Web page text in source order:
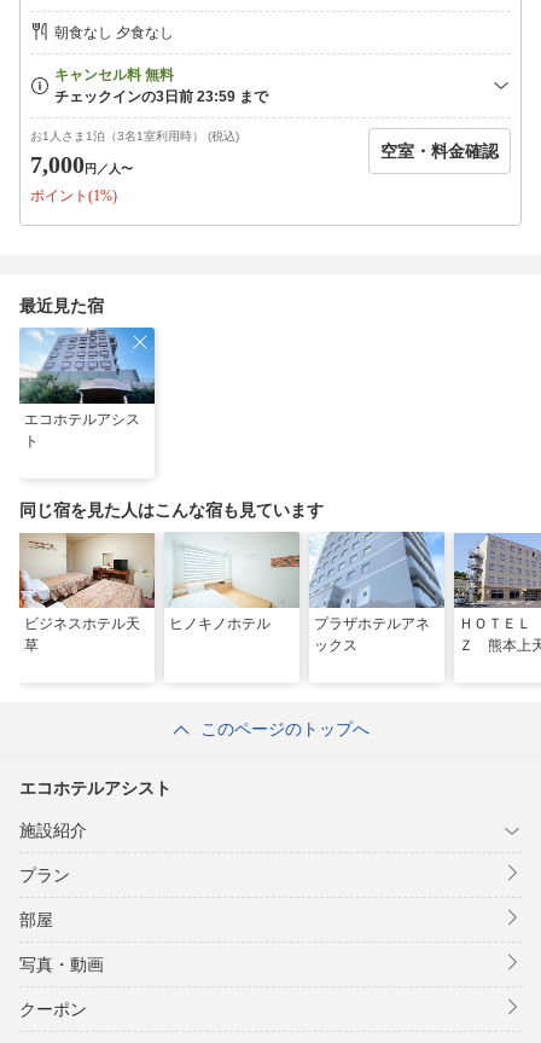
前々日午前0：00より 50％
＜5名様以上の団体様キャンセル料＞
不泊・当日キャンセル 100％
3日前キャンセル 70％
7日前キャンセル 50％
14日前キャンセル 30％
朝食なし 夕食なし
お1人さま1泊（3名1室利用時） (税込)
7,000円 ／人〜
ポイント(1%)
空室・料金確認
最近見た宿
エコホテルアシス
ト
同じ宿を見た人はこんな宿も見ています
ビジネスホテル天
草
ヒノキノホテル
プラザホテルアネ
ックス
ＨＯＴＥ
Ｚ 熊本上
このページのトップへ
エコホテルアシスト
施設紹介
プラン
部屋
写真・動画
クーポン